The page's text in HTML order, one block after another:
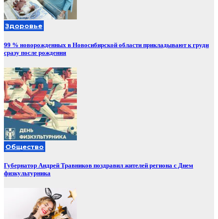
Здоровье
99 % новорожденных в Новосибирской области прикладывают к груди
сразу после рождения
Общество
Губернатор Андрей Травников поздравил жителей региона с Днем
физкультурника